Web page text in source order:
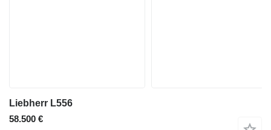
Liebherr L556
58.500 €